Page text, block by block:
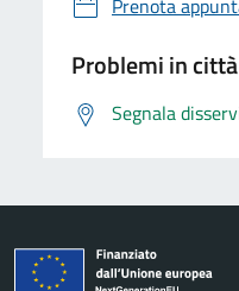
Problemi in città
Segnala